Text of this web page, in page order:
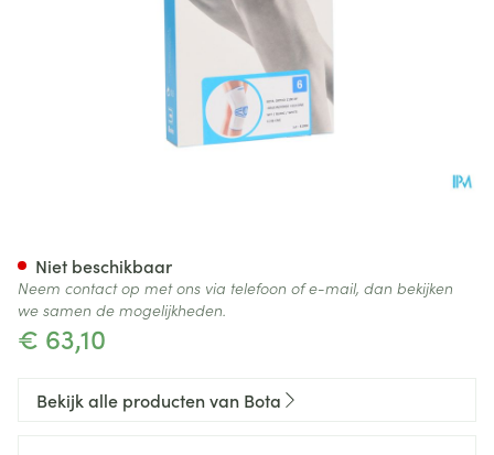
€ 63,10
Niet beschikbaar
Neem contact op met ons via telefoon of e-mail, dan bekijken
we samen de mogelijkheden.
Bekijk alle producten van Bota